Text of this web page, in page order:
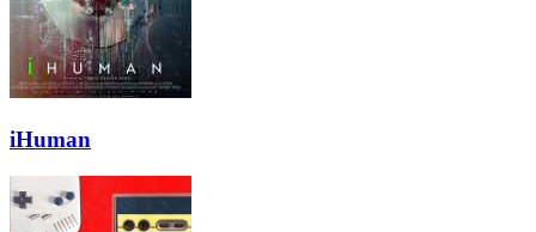
iHuman